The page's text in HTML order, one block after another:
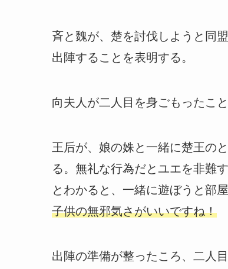
斉と魏が、楚を討伐しようと同
出陣することを表明する。
向夫人が二人目を身ごもったこと
王后が、娘の姝と一緒に楚王の
る。無礼な行為だとユエを非難
とわかると、一緒に遊ぼうと部屋
子供の無邪気さがいいですね！
出陣の準備が整ったころ、二人